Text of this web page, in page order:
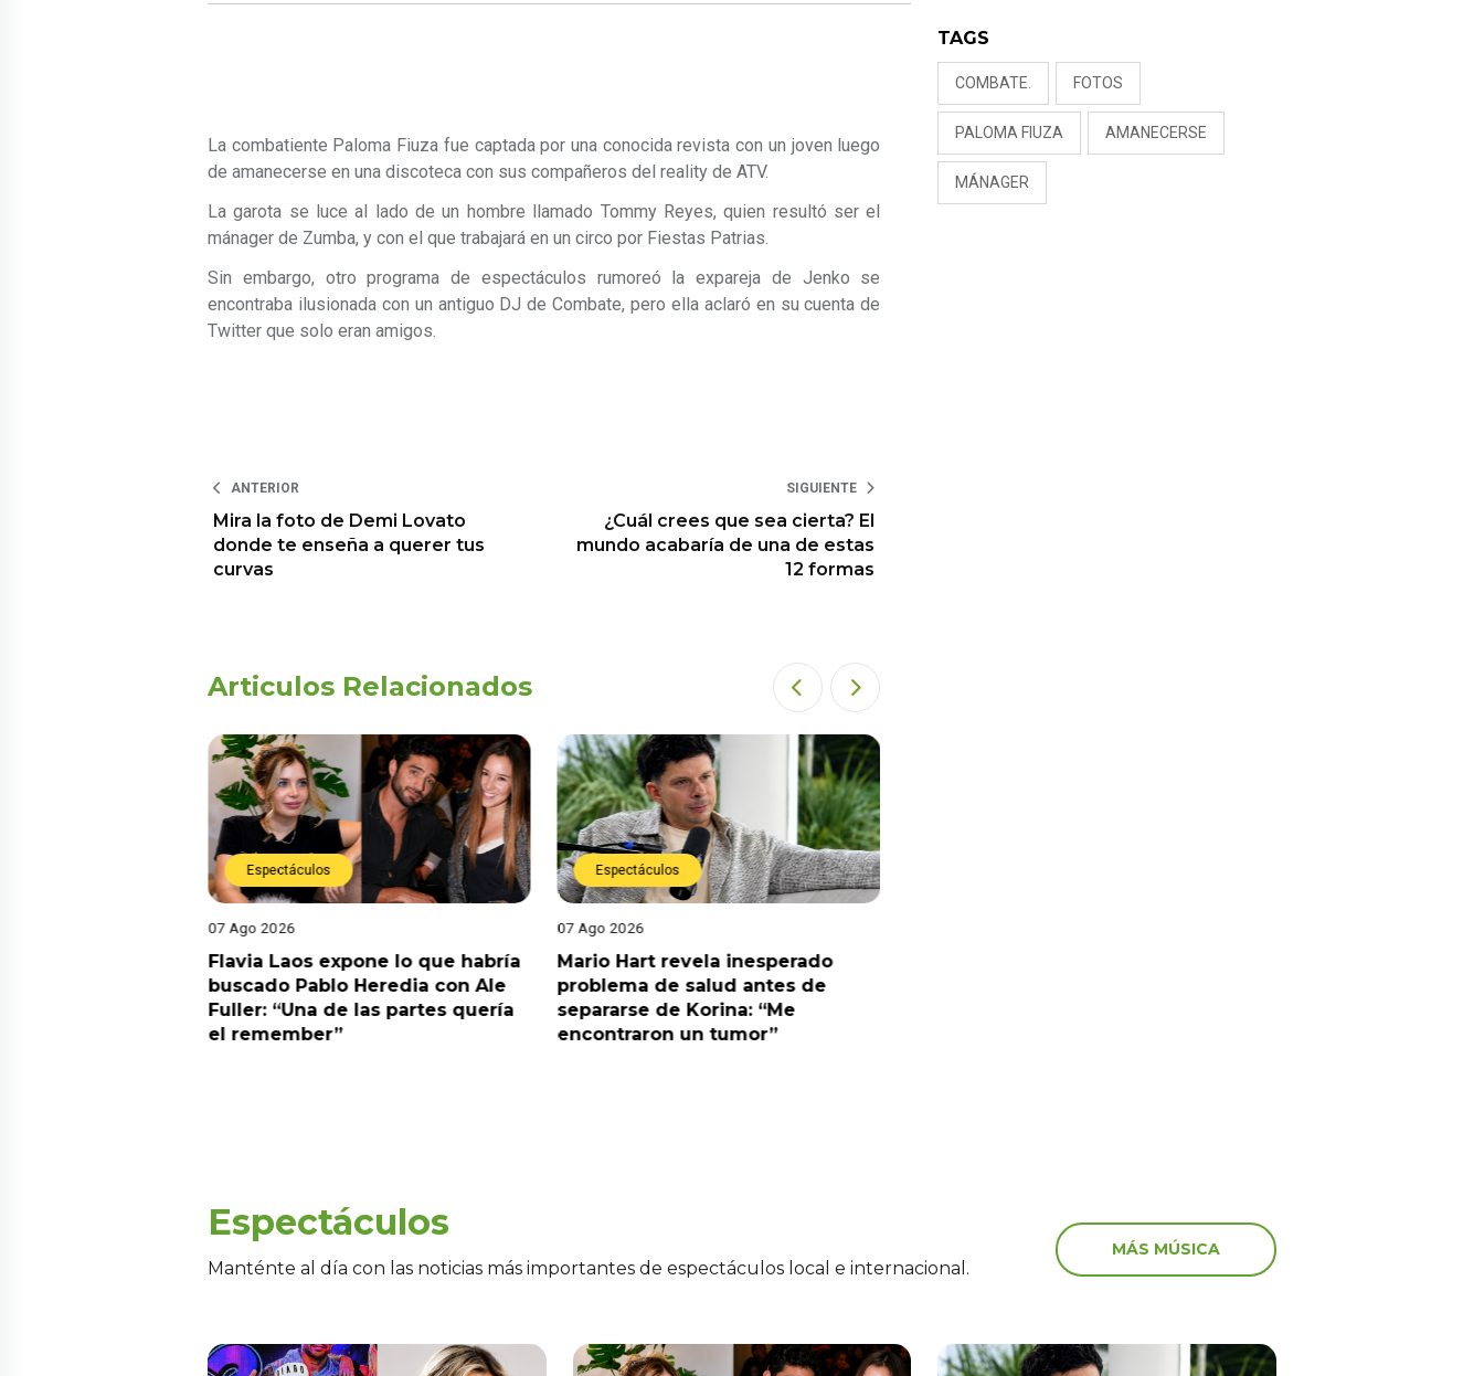
La combatiente Paloma Fiuza fue captada por una conocida revista con un joven luego
de amanecerse en una discoteca con sus compañeros del reality de ATV.
La garota se luce al lado de un hombre llamado Tommy Reyes, quien resultó ser el
mánager de Zumba, y con el que trabajará en un circo por Fiestas Patrias.
Sin embargo, otro programa de espectáculos rumoreó la expareja de Jenko se
encontraba ilusionada con un antiguo DJ de Combate, pero ella aclaró en su cuenta de
Twitter que solo eran amigos.
ANTERIOR
Mira la foto de Demi Lovato
donde te enseña a querer tus
curvas
SIGUIENTE
¿Cuál crees que sea cierta? El
mundo acabaría de una de estas
12 formas
Articulos Relacionados
Espectáculos
07 Ago 2026
Flavia Laos expone lo que habría
buscado Pablo Heredia con Ale
Fuller: “Una de las partes quería
el remember”
Espectáculos
07 Ago 2026
Mario Hart revela inesperado
problema de salud antes de
separarse de Korina: “Me
encontraron un tumor”
TAGS
COMBATE. FOTOS
PALOMA FIUZA AMANECERSE
MÁNAGER
Espectáculos
Manténte al día con las noticias más importantes de espectáculos local e internacional.
MÁS MÚSICA